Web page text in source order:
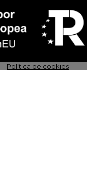
– Política de cookies